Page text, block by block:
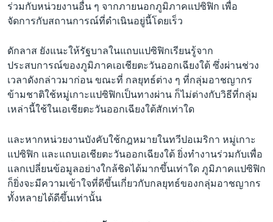
ร่วมกับหน่วยงานอื่น ๆ จากภายนอกภูมิภาคแปซิฟิก เพื่อ
จัดการกับสถานการณ์ที่ดำเนินอยู่นี้โดยเร็ว
ดักลาส ยังแนะให้รัฐบาลในแถบแปซิฟิกเรียนรู้จาก
ประสบการณ์ของภูมิภาคเอเชียตะวันออกเฉียงใต้ ซึ่งผ่านช่วง
เวลาดังกล่าวมาก่อน ขณะที่ กลยุทธ์ต่าง ๆ ที่กลุ่มอาชญากร
ข้ามชาติใช้หมู่เกาะแปซิฟิกเป็นทางผ่าน ก็ไม่ต่างกับวิธีที่กลุ่ม
เหล่านี้ใช้ในเอเชียตะวันออกเฉียงใต้สักเท่าใด
และหากหน่วยงานบังคับใช้กฎหมายในทวีปอเมริกา หมู่เกาะ
แปซิฟิก และแถบเอเชียตะวันออกเฉียงใต้ ยิ่งทำงานร่วมกับเพื่อ
แลกเปลี่ยนข้อมูลอย่างใกล้ชิดได้มากขึ้นเท่าใด ภูมิภาคแปซิฟิก
ก็ยิ่งจะมีความเข้าใจที่ดีขึ้นเกี่ยวกับกลยุทธ์ของกลุ่มอาชญากร
ทั้งหลายได้ดีขึ้นเท่านั้น